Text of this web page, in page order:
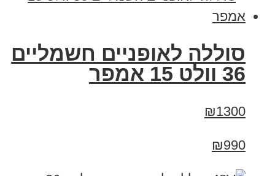
סוללה לאופניים חשמליים
36 וולט 15 אמפר
₪1300
₪990